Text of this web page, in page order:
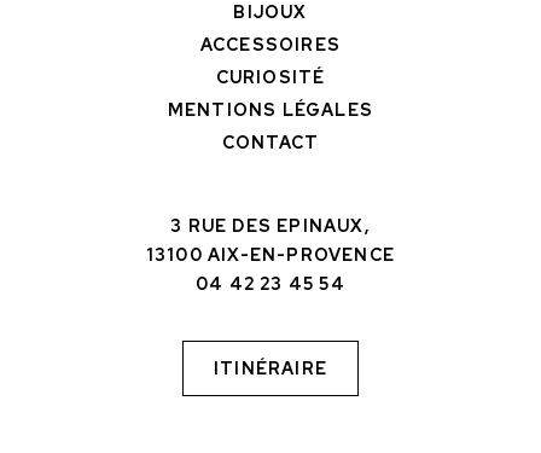
BIJOUX
ACCESSOIRES
CURIOSITÉ
MENTIONS LÉGALES
CONTACT
3 RUE DES EPINAUX,
13100 AIX-EN-PROVENCE
04 42 23 45 54
ITINÉRAIRE